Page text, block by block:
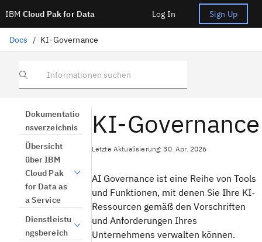
IBM Cloud Pak for Data Log In Sign Up
Docs / KI-Governance
Informationen suchen
Dokumentatio
nsverzeichnis
Übersicht
über IBM
Cloud Pak
for Data as
a Service
Dienstleistu
ngsbereich
KI-Governance
Letzte Aktualisierung: 30. Apr. 2026
AI Governance ist eine Reihe von Tools
und Funktionen, mit denen Sie Ihre KI-
Ressourcen gemäß den Vorschriften
und Anforderungen Ihres
Unternehmens verwalten können.